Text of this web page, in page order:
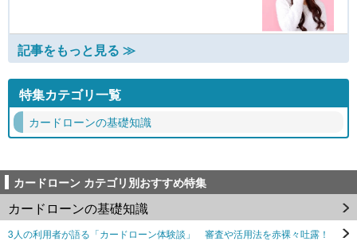
記事をもっと見る ≫
特集カテゴリ一覧
カードローンの基礎知識
カードローン カテゴリ別おすすめ特集
カードローンの基礎知識
3人の利用者が語る「カードローン体験談」 審査や活用法を赤裸々吐露！